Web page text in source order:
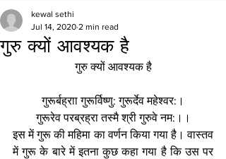
गुरु क्यों आवश्यक है
kewal sethi
Jul 14, 2020 2 min read
गुरु क्यों आवश्यक है
गुरूर्बह्राा गुरूर्विष्णु: गुरूर्देव महेश्वर:।
गुरूरेव परब्रह्रा तस्मै श्री गुरुवे नम:।।
इस में गुरू की महिमा का वर्णन किया गया है। वास्तव
में गुरू के बारे में इतना कुछ कहा गया है कि उस पर